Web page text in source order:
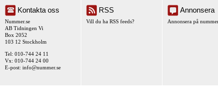
Kontakta oss
Nummer.se
AB Tidningen Vi
Box 2052
103 12 Stockholm
Tel: 010-744 24 11
Vx: 010-744 24 00
E-post: info@nummer.se
RSS
Vill du ha RSS feeds?
Annonsera
Annonsera på